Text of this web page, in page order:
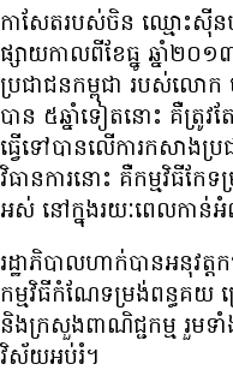
កាសែត​របស់​ចិន ឈ្មោះ​ស៊ី
ផ្សាយ​កាល​ពី​ខែ​ធ្នូ ឆ្នាំ​២
ប្រជាជន​កម្ពុជា​ របស់​លោ
បាន ៥​ឆ្នាំ​ទៀត​នោះ គឺ​ត្រូវ​
ធ្វើ​ទៅ​បាន​លើ​ការ​កសាង​ប្
វិធានការ​នោះ គឺ​កម្មវិធី​កែ
អស់ នៅ​ក្នុង​រយៈ​ពេល​កាន់​អំ
រដ្ឋាភិបាល​ហាក់​​​បាន​អនុវត្
កម្មវិធី​កំណែ​ទម្រង់​ពន្ធគយ
និង​ក្រសួង​ពាណិជ្ជកម្ម រួម​ទ
វិស័យ​អប់រំ។